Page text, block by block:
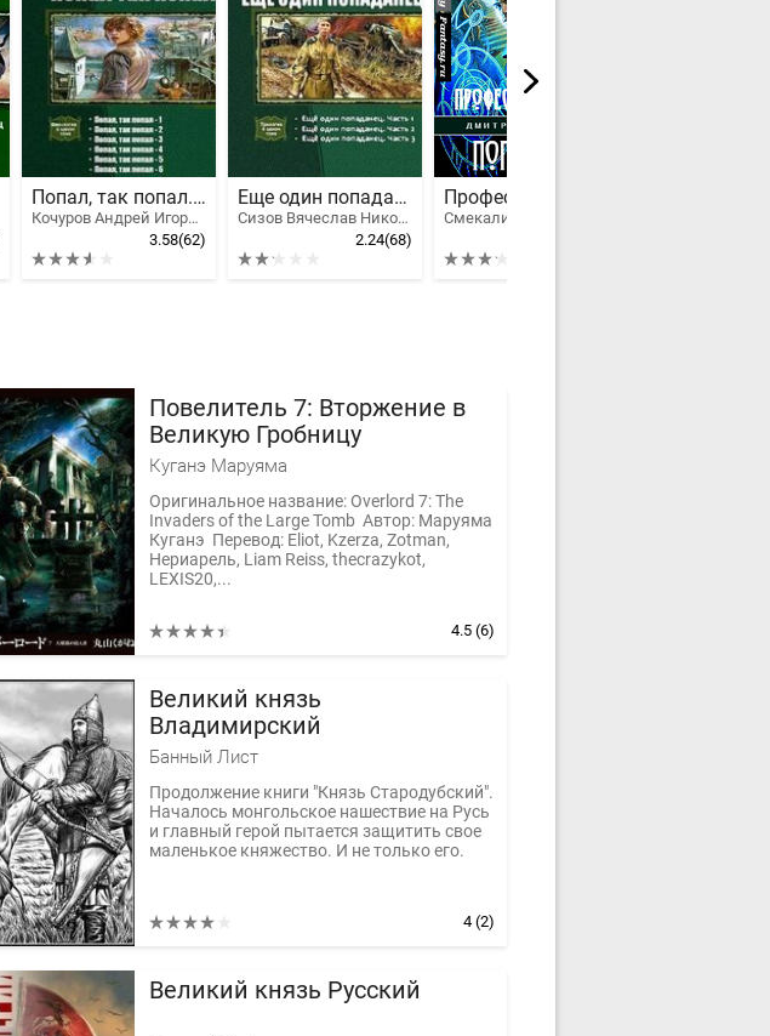
Попал, так попал. Гексалогия
Кочуров Андрей Игоревич
3.58(62)
Еще один попаданец. Трилогия
Сизов Вячеслав Николаевич
2.24(68)
Повелитель 7: Вторжение в
Великую Гробницу
Куганэ Маруяма
Оригинальное название: Overlord 7: The
Invaders of the Large Tomb Автор: Маруяма
Куганэ Перевод: Eliot, Kzerza, Zotman,
Нериарель, Liam Reiss, thecrazykot,
LEXIS20,...
4.5(6)
Великий князь
Владимирский
Банный Лист
Продолжение книги "Князь Стародубский".
Началось монгольское нашествие на Русь
и главный герой пытается защитить свое
маленькое княжество. И не только его.
4(2)
Великий князь Русский